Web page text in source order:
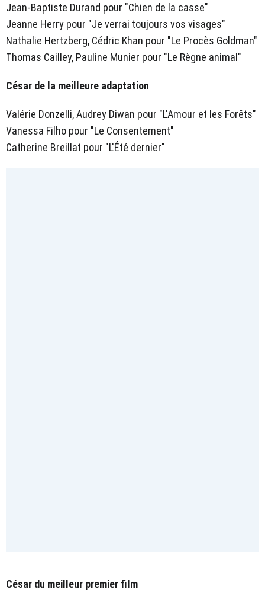
Jean-Baptiste Durand pour "Chien de la casse"
Jeanne Herry pour "Je verrai toujours vos visages"
Nathalie Hertzberg, Cédric Khan pour "Le Procès Goldman"
Thomas Cailley, Pauline Munier pour "Le Règne animal"
César de la meilleure adaptation
Valérie Donzelli, Audrey Diwan pour "L'Amour et les Forêts"
Vanessa Filho pour "Le Consentement"
Catherine Breillat pour "L'Été dernier"
César du meilleur premier film